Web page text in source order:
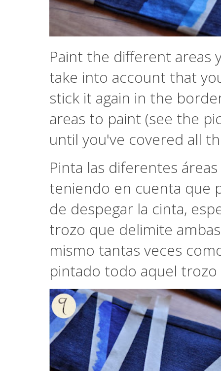
Paint the different areas
take into account that
stick it again in the
areas to paint (see the
until you've covered all
Pinta las diferentes
teniendo en cuenta que
de despegar la cinta,
trozo que delimite
mismo tantas veces
pintado todo aquel